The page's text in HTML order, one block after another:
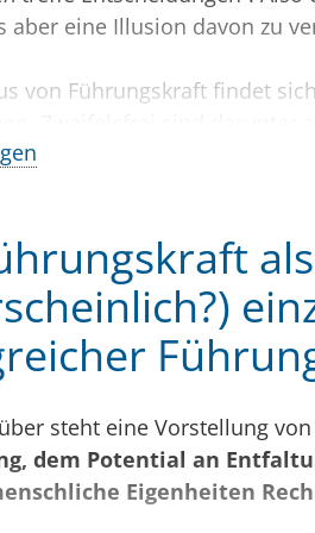
aber eine Illusion davon zu
von Führungskraft findet
professioneller
Krankheit, zur inneren
dass diese (und andere)
Entwicklung zu fördern.
steht eine Vorstellung
dem Potential an
Eigenheiten